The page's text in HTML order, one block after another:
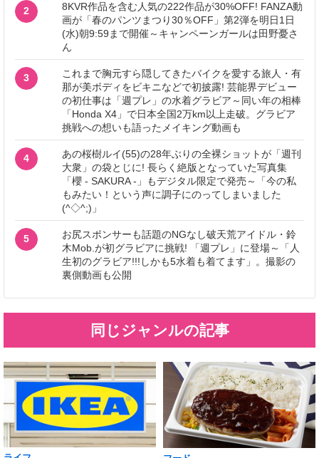
2
8KVR作品を含む人気の222作品が30%OFF! FANZA動
画が「春のパンツまつり30％OFF」第2弾を明日1日
(水)朝9:59まで開催～キャンペーンガールは田野憂さ
ん
3
これまで胸元すら隠してきたバイクを愛する旅人・有
那が美ボディをビキニなどで初披露! 芸能界デビュー
の初仕事は「週プレ」の水着グラビア～同い年の相棒
「Honda X4」で日本全国2万km以上走破。グラビア
挑戦への想いも語ったメイキング動画も
4
あの桜樹ルイ(55)の28年ぶりの全裸ショットが「週刊
大衆」の袋とじに! 長らく絶版となっていた写真集
「櫻 - SAKURA -」もデジタル限定で発売～「今の私
もみたい！という声に調子にのってしまいました
(^◇^;)」
5
お尻スポンサーも話題のNGなし破天荒アイドル・鈴
木Mob.が初グラビアに挑戦! 「週プレ」に登場～「人
生初のグラビア!!!しかも5水着も着てます」。撮影の
裏側動画も公開
同じジャンルの記事